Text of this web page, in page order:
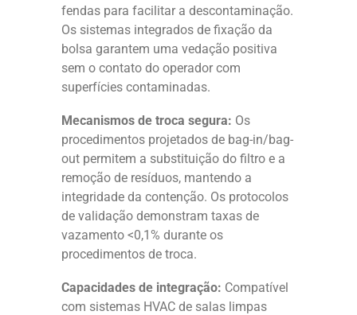
fendas para facilitar a descontaminação.
Os sistemas integrados de fixação da
bolsa garantem uma vedação positiva
sem o contato do operador com
superfícies contaminadas.
Mecanismos de troca segura: Os
procedimentos projetados de bag-in/bag-
out permitem a substituição do filtro e a
remoção de resíduos, mantendo a
integridade da contenção. Os protocolos
de validação demonstram taxas de
vazamento <0,1% durante os
procedimentos de troca.
Capacidades de integração: Compatível
com sistemas HVAC de salas limpas